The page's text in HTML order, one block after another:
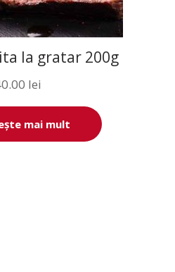
la gratar 200g
lei
mai mult